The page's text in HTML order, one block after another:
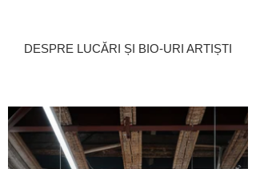
DESPRE LUCĂRI ȘI BIO-URI ARTIȘTI